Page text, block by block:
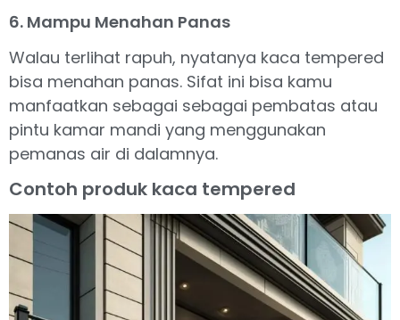
6. Mampu Menahan Panas
Walau terlihat rapuh, nyatanya kaca tempered
bisa menahan panas. Sifat ini bisa kamu
manfaatkan sebagai sebagai pembatas atau
pintu kamar mandi yang menggunakan
pemanas air di dalamnya.
Contoh produk kaca tempered